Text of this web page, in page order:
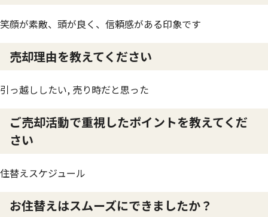
笑顔が素敵、頭が良く、信頼感がある印象です
売却理由を教えてください
引っ越ししたい, 売り時だと思った
ご売却活動で重視したポイントを教えてくだ
さい
住替えスケジュール
お住替えはスムーズにできましたか？